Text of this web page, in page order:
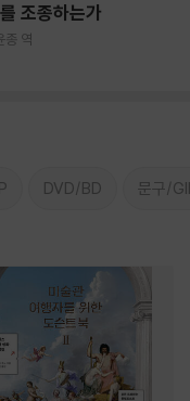
조종하는가
종 역
DVD/BD 문구/